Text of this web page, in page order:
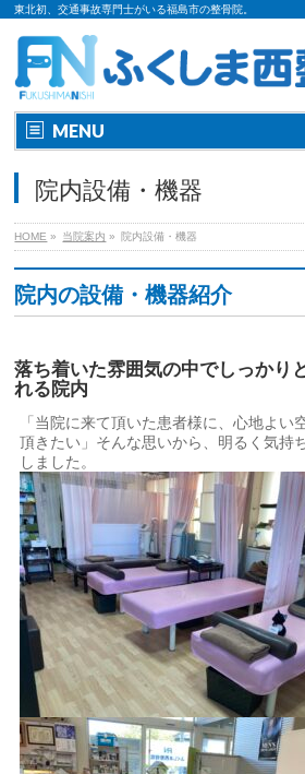
東北初、交通事故専門士がいる福島市の整骨院。
MENU
院内設備・機器
HOME » 当院案内 » 院内設備・機器
院内の設備・機器紹介
落ち着いた雰囲気の中でしっかり
れる院内
「当院に来て頂いた患者様に、心地よい
頂きたい」そんな思いから、明るく気持
しました。